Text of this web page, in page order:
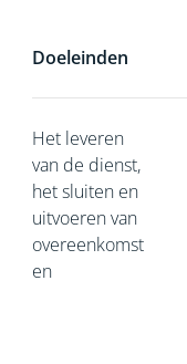
Doeleinden
Het leveren
van de dienst,
het sluiten en
uitvoeren van
overeenkomst
en